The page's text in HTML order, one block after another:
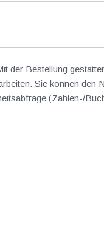
der Bestellung
Sie können den
(Zahlen-/